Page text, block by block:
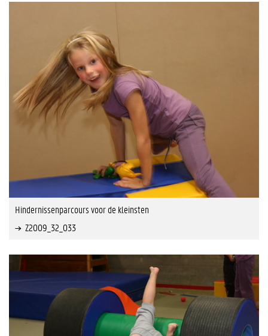
Hindernissenparcours voor de kleinsten
Z2009_32_033